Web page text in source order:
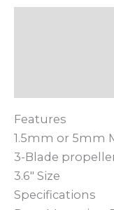
Features
1.5mm or 5mm
3-Blade
3.6″ Size
Specifications